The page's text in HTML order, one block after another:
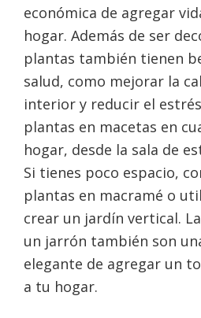
económica de agregar
hogar. Además de ser
plantas también tienen
salud, como mejorar la
interior y reducir el
plantas en macetas en
hogar, desde la sala de
Si tienes poco espacio,
plantas en macramé o
crear un jardín vertical.
un jarrón también son
elegante de agregar un
a tu hogar.